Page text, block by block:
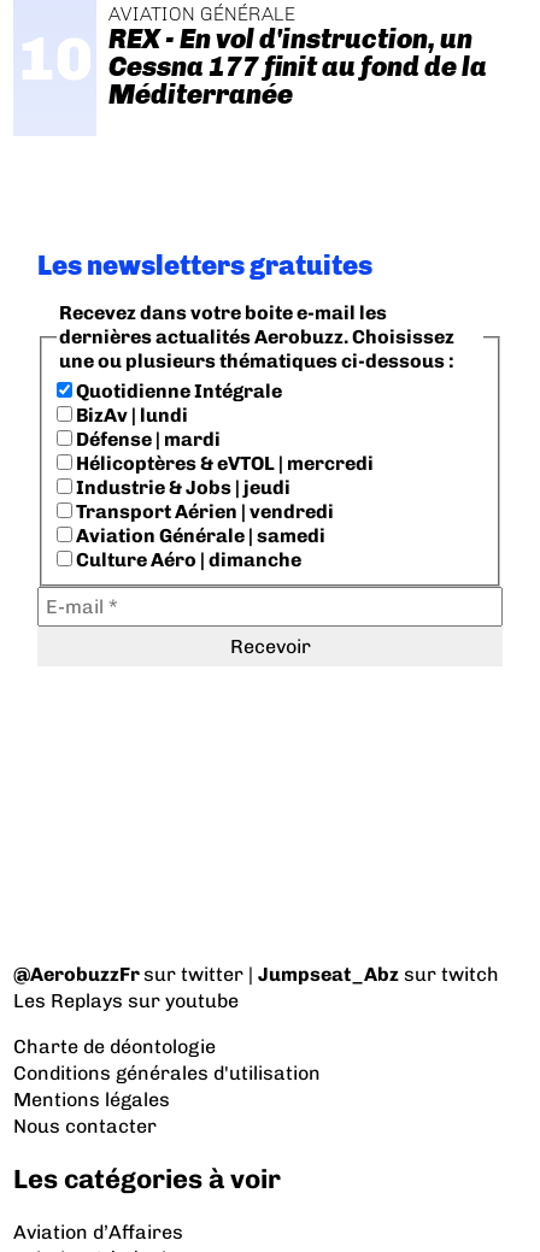
AVIATION GÉNÉRALE
REX - En vol d'instruction, un
Cessna 177 finit au fond de la
Méditerranée
Les newsletters gratuites
Recevez dans votre boite e-mail les
dernières actualités Aerobuzz. Choisissez
une ou plusieurs thématiques ci-dessous :
Quotidienne Intégrale
BizAv | lundi
Défense | mardi
Hélicoptères & eVTOL | mercredi
Industrie & Jobs | jeudi
Transport Aérien | vendredi
Aviation Générale | samedi
Culture Aéro | dimanche
@AerobuzzFrsur twitter |Jumpseat_Abz sur twitch
Les Replays sur youtube
Charte de déontologie
Conditions générales d'utilisation
Mentions légales
Nous contacter
Les catégories à voir
Aviation d’Affaires